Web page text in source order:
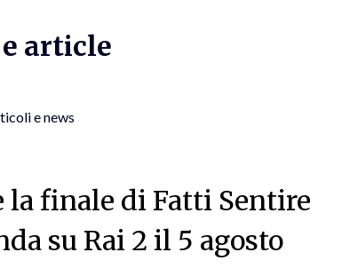
article
e news
la finale di Fatti Sentire
su Rai 2 il 5 agosto